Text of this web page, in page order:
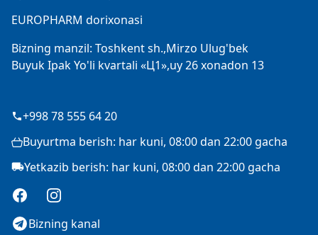
EUROPHARM dorixonasi
Bizning manzil: Toshkent sh.,Mirzo Ulug'bek
Buyuk Ipak Yo'li kvartali «Ц1»,uy 26 xonadon 13
+998 78 555 64 20
Buyurtma berish: har kuni, 08:00 dan 22:00 gacha
Yetkazib berish: har kuni, 08:00 dan 22:00 gacha
FacebookInstagram
Bizning kanal